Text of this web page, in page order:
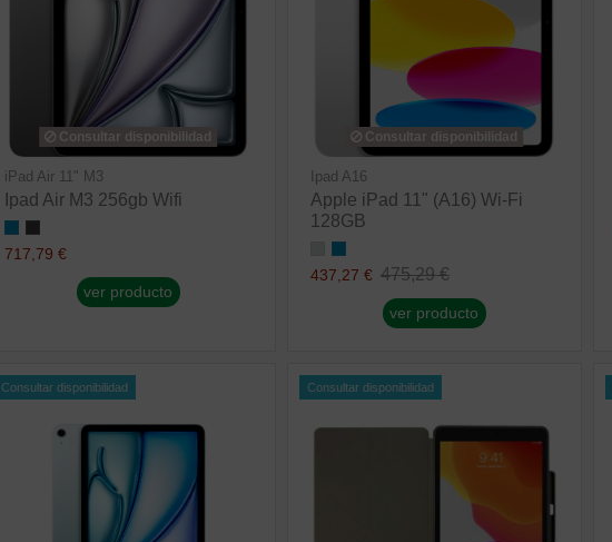
Consultar disponibilidad
iPad Air 11" M3
Ipad Air M3 256gb Wifi
717,79 €
ver producto
Consultar disponibilidad
Ipad A16
Apple iPad 11" (A16) Wi-Fi
128GB
437,27 € 475,29 €
ver producto
Consultar disponibilidad Consultar disponibilidad